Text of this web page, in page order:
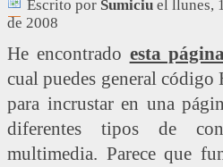
Escrito por Sumiciu el llunes,
de 2008
He encontrado esta
cual puedes general
para incrustar en una
diferentes tipos de
multimedia. Parece que